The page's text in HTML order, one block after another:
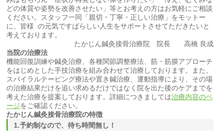
どの体質や姿勢を改善させたい」等とお考えの方はお気軽にご相談
ください。スタッフ一同「親切・丁寧・正しい治療」をモットー
に、皆様 の元気ですばらしい人生をサポートさせてただきたいと
考えております。
たかじん鍼灸接骨治療院 院長 高橋 良成
当院の治療法
機能回復訓練や鍼灸治療、各種関節調整療法、筋・筋膜アプローチ
をはじめとした手技治療を組み合わせて治療しております。また、
スパイラルテーピング療法や置き鍼治療、運動指導により、その場
の治療結果だけを追い求めるだけではなく院を出た後のケアまでを
考えた治療を提案しております。詳細につきましては治療内容のペ
ージをご確認ください。
たかじん鍼灸接骨治療院の特徴
1.予約制なので、待ち時間無し！